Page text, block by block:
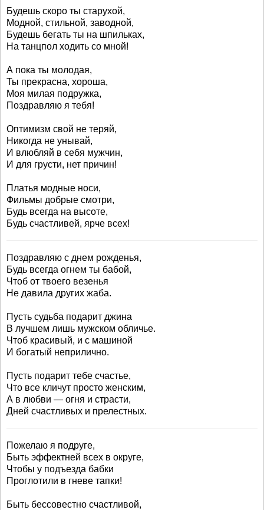
Будешь скоро ты старухой,
Модной, стильной, заводной,
Будешь бегать ты на шпильках,
На танцпол ходить со мной!
А пока ты молодая,
Ты прекрасна, хороша,
Моя милая подружка,
Поздравляю я тебя!
Оптимизм свой не теряй,
Никогда не унывай,
И влюбляй в себя мужчин,
И для грусти, нет причин!
Платья модные носи,
Фильмы добрые смотри,
Будь всегда на высоте,
Будь счастливей, ярче всех!
Поздравляю с днем рожденья,
Будь всегда огнем ты бабой,
Чтоб от твоего везенья
Не давила других жаба.
Пусть судьба подарит джина
В лучшем лишь мужском обличье.
Чтоб красивый, и с машиной
И богатый неприлично.
Пусть подарит тебе счастье,
Что все кличут просто женским,
А в любви — огня и страсти,
Дней счастливых и прелестных.
Пожелаю я подруге,
Быть эффектней всех в округе,
Чтобы у подъезда бабки
Проглотили в гневе тапки!
Быть бессовестно счастливой,